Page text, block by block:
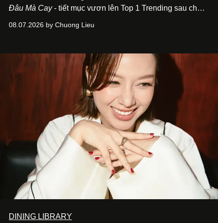
Đâu Mà Cay- tiết mục vươn lên Top 1 Trending sau chưa
để lắng nghe, kết nối và tin tưởng đồng đội. Với nam
trình trở thành một producer thực thụ.
08.07.2026 by Chuong Lieu
DINING LIBRARY